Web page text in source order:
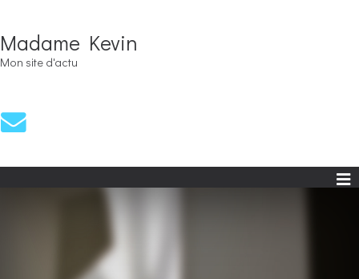
Madame Kevin
Mon site d'actu